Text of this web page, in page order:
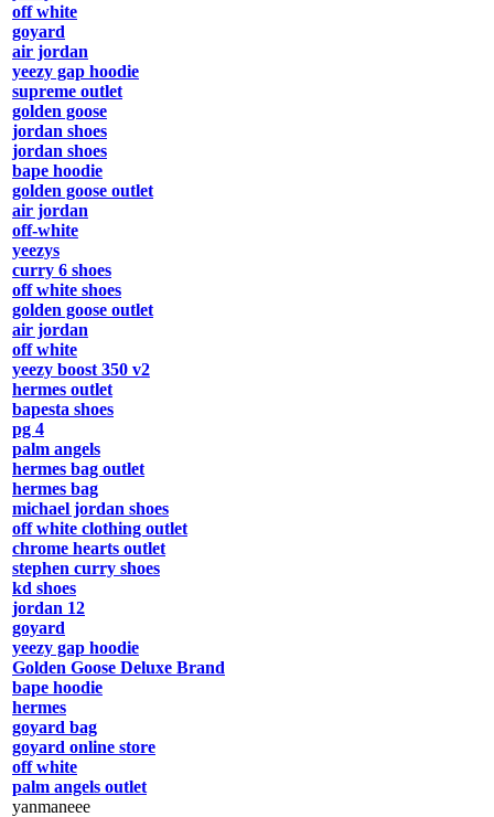
off white
goyard
air jordan
yeezy gap hoodie
supreme outlet
golden goose
jordan shoes
jordan shoes
bape hoodie
golden goose outlet
air jordan
off-white
yeezys
curry 6 shoes
off white shoes
golden goose outlet
air jordan
off white
yeezy boost 350 v2
hermes outlet
bapesta shoes
pg 4
palm angels
hermes bag outlet
hermes bag
michael jordan shoes
off white clothing outlet
chrome hearts outlet
stephen curry shoes
kd shoes
jordan 12
goyard
yeezy gap hoodie
Golden Goose Deluxe Brand
bape hoodie
hermes
goyard bag
goyard online store
off white
palm angels outlet
yanmaneee